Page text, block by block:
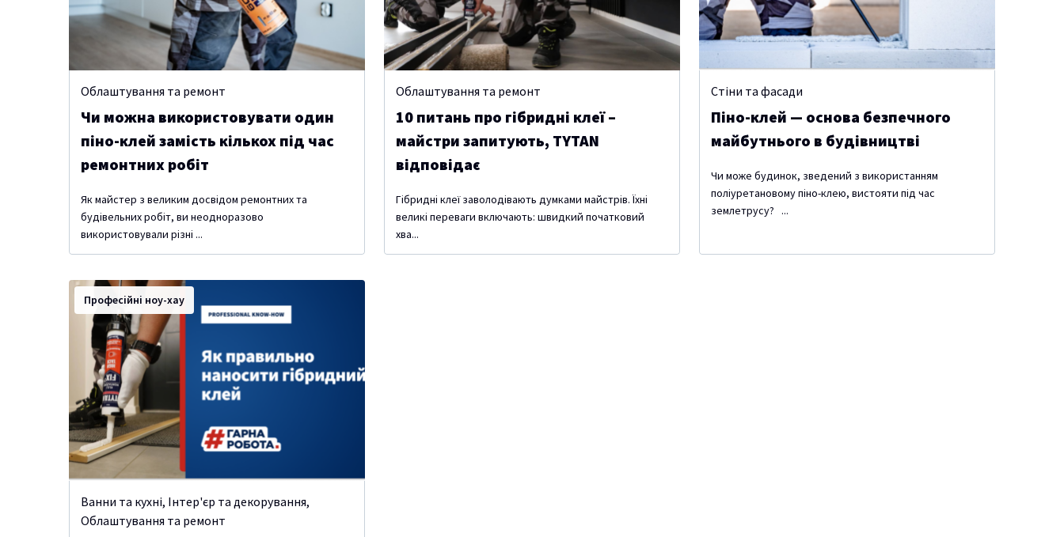
Облаштування та ремонт
Чи можна використовувати один
піно-клей замість кількох під час
ремонтних робіт
Як майстер з великим досвідом ремонтних та
будівельних робіт, ви неодноразово
використовували різні ...
Облаштування та ремонт
10 питань про гібридні клеї –
майстри запитують, TYTAN
відповідає
Гібридні клеї заволодівають думками майстрів. Їхні
великі переваги включають: швидкий початковий
хва...
Стіни та фасади
Піно-клей — основа безпечного
майбутнього в будівництві
Чи може будинок, зведений з використанням
поліуретановому піно-клею, вистояти під час
землетрусу? ...
Професійні ноу-хау
Ванни та кухні, Інтер'єр та декорування,
Облаштування та ремонт